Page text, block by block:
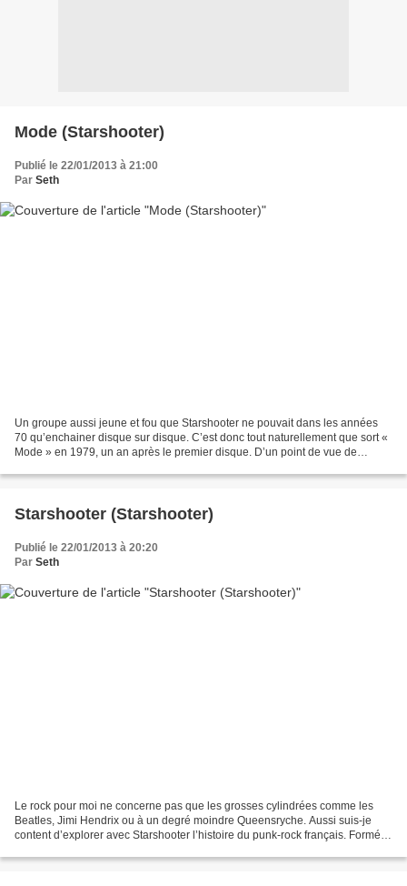
Mode (Starshooter)
Publié le 22/01/2013 à 21:00
Par Seth
Un groupe aussi jeune et fou que Starshooter ne pouvait dans les années
70 qu’enchainer disque sur disque. C’est donc tout naturellement que sort «
Mode » en 1979, un an après le premier disque. D’un point de vue de
Starshooter (Starshooter)
Publié le 22/01/2013 à 20:20
Par Seth
Le rock pour moi ne concerne pas que les grosses cylindrées comme les
Beatles, Jimi Hendrix ou à un degré moindre Queensryche. Aussi suis-je
content d’explorer avec Starshooter l’histoire du punk-rock français. Formé à